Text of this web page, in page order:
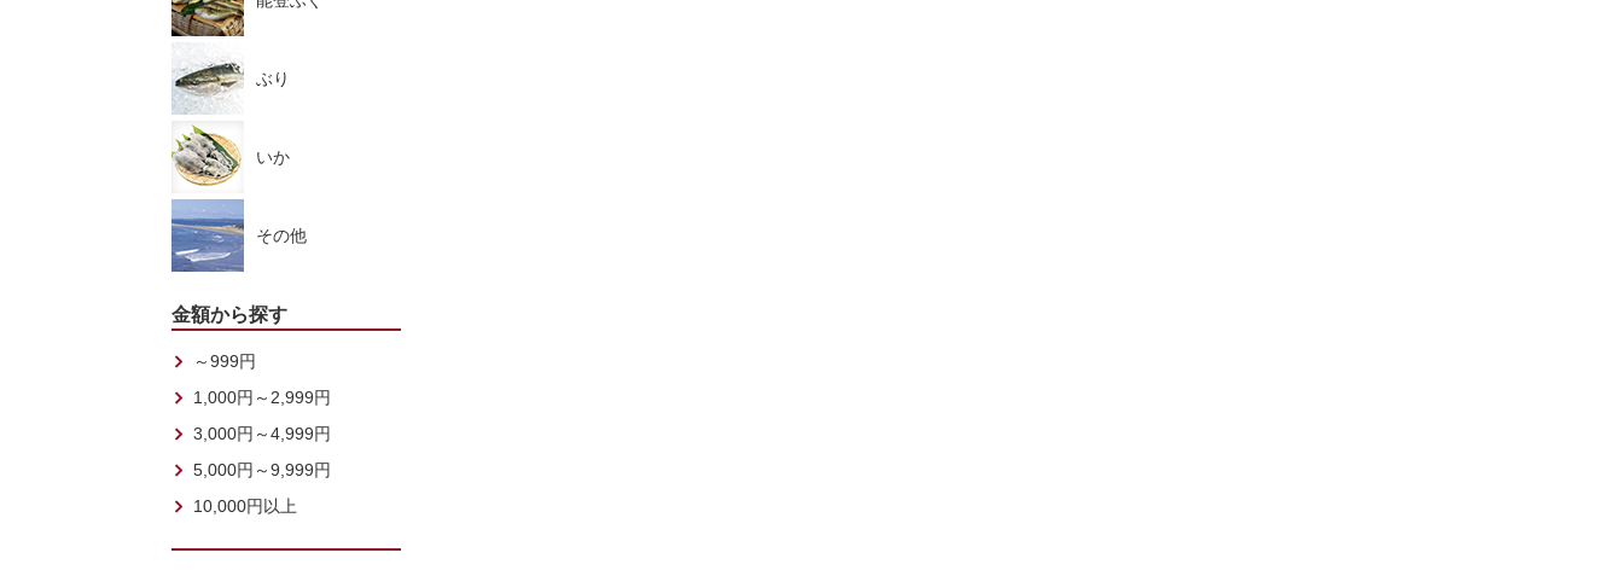
ぶり
いか
その他
金額から探す
～999円
1,000円～2,999円
3,000円～4,999円
5,000円～9,999円
10,000円以上